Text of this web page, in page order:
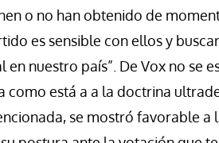
o no han obtenido de
es sensible con ellos y
nuestro país”. De Vox no se
está a a la doctrina
se mostró favorable a